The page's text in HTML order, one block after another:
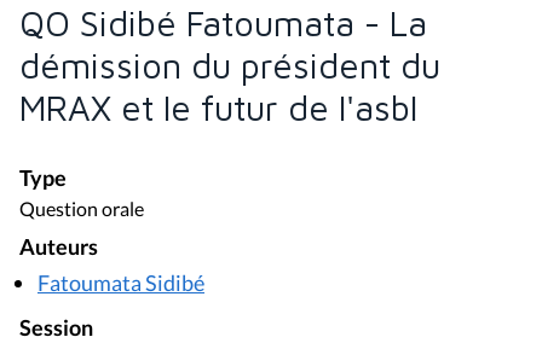
QO Sidibé Fatoumata - La
démission du président du
MRAX et le futur de l'asbl
Type
Question orale
Auteurs
Fatoumata Sidibé
Session